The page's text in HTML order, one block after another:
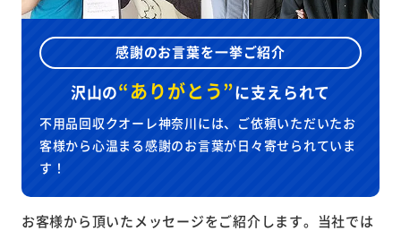
感謝のお言葉を一挙ご紹介
沢山の“ありがとう”に支えられて
不用品回収クオーレ神奈川には、ご依頼いただいたお
客様から心温まる感謝のお言葉が日々寄せられていま
す！
お客様から頂いたメッセージをご紹介します。当社では